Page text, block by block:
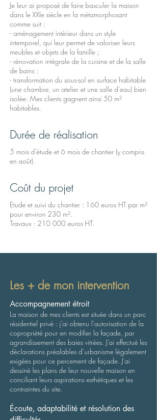
Je leur ai proposé de faire basculer la maison
dans le XXIe siècle en la métamorphosant
comme suit :
- aménagement intérieur dans un style
intemporel, qui leur permet de valoriser leurs
meubles et objets de la famille ;
- rénovation intégrale de la cuisine et de la salle
de bains ;
- transformation du sous-sol en surface habitable
(une chambre, un atelier et une salle d’eau) bien
isolée. Mes clients gagnent ainsi 50 m²
habitables.
Durée de réalisation
5 mois d’étude et 6 mois de chantier (y compris
en août).
Coût du projet
Etude et suivi du chantier : 160 euros HT par m²
pour environ 230 m².
Travaux : 210 000 euros HT.
Les + de mon intervention
Accompagnement étroit
La maison de mes clients est située dans un parc
résidentiel privé : j’ai obtenu l’autorisation de la
copropriété pour en modifier la façade, par
agrandissement des baies vitrées. J’ai effectué les
déclarations préalables d’urbanisme légalement
exigées pour ce percement de façade. J'ai
dessiné les plans de leur nouvelle maison en
conciliant leurs aspirations esthétiques et les
contraintes du site.
Écoute, adaptabilité et résolution des